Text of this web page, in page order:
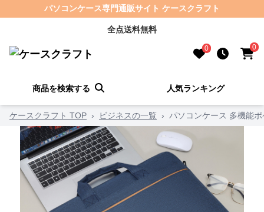
パソコンケース専門通販サイト ケースクラフト
全点送料無料
0 0
商品を検索する 人気ランキング
ケースクラフト TOP › ビジネスの一覧 › パソコンケース 多機能